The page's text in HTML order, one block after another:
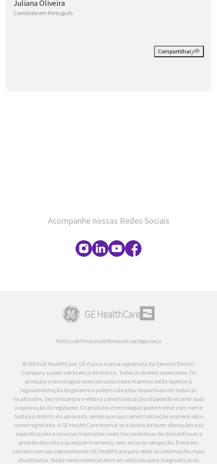
Juliana Oliveira
Conteúdo em Português
Compartilhar
Acompanhe nossas Redes Sociais
Política de PrivacidadeTermos de usoSegurança
© 2026 GE HealthCare. GE é uma marca registrada da General Electric
Company usada sob licença de marca. Todos os direitos reservados. Os
produtos e tecnologias mencionados neste material estão sujeitos à
regulamentação do governo e podem não estar disponíveis em todas as
localidades. Seu embarque e efetiva comercialização só poderão ocorrer após
a aprovação do regulador. Os produtos e tecnologias podem estar com nome
fantasia distinto do aprovado, sendo que sua comercialização ocorrerá sob o
nome registrado. A GE HealthCare reserva-se o direito de fazer alterações nas
especificações e recursos mostrados neste documento ou de descontinuar o
produto descrito a qualquer momento, sem aviso ou obrigação. Entre em
contato com seu representante GE HealthCare para obter as informações mais
atualizadas. Nada neste material deve ser utilizado para diagnosticar ou